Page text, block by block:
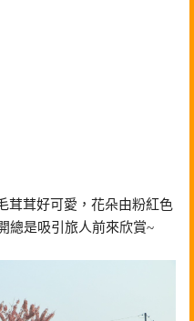
茸茸好可愛，花朵由粉紅色
總是吸引旅人前來欣賞~